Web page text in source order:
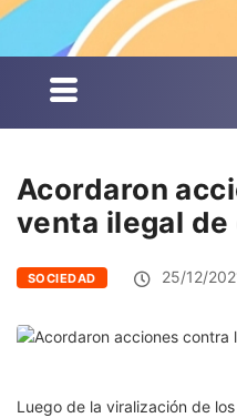
Acordaron
venta ilegal
SOCIEDAD 25/12/
Luego de la viralización de